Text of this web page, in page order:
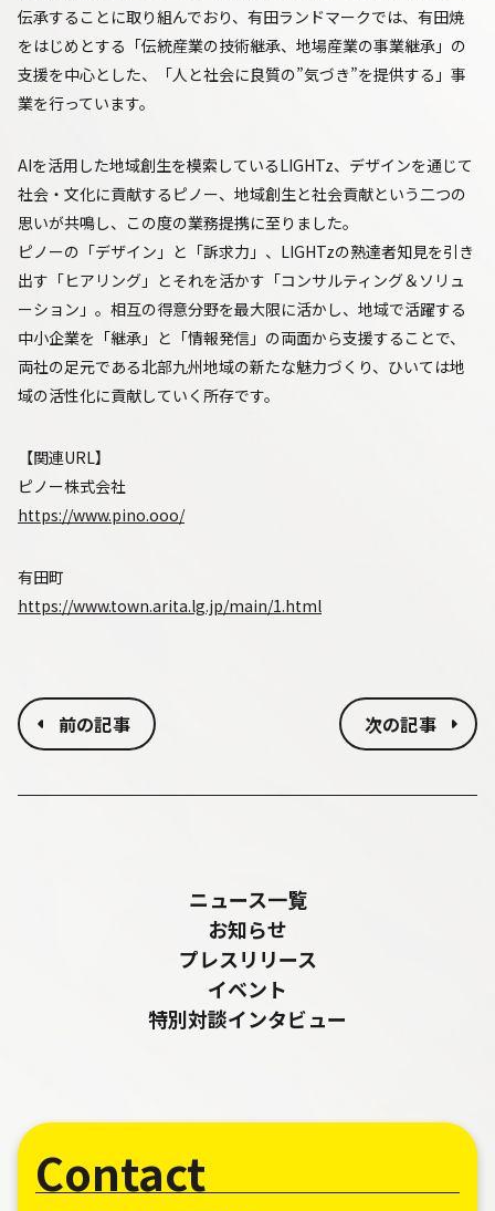
伝承することに取り組んでおり、有田ランドマークでは、有田焼
をはじめとする「伝統産業の技術継承、地場産業の事業継承」の
支援を中心とした、「人と社会に良質の”気づき”を提供する」事
業を行っています。
AIを活用した地域創生を模索しているLIGHTz、デザインを通じて
社会・文化に貢献するピノー、地域創生と社会貢献という二つの
思いが共鳴し、この度の業務提携に至りました。
ピノーの「デザイン」と「訴求力」、LIGHTzの熟達者知見を引き
出す「ヒアリング」とそれを活かす「コンサルティング＆ソリュ
ーション」。相互の得意分野を最大限に活かし、地域で活躍する
中小企業を「継承」と「情報発信」の両面から支援することで、
両社の足元である北部九州地域の新たな魅力づくり、ひいては地
域の活性化に貢献していく所存です。
【関連URL】
ピノー株式会社
https://www.pino.ooo/
有田町
https://www.town.arita.lg.jp/main/1.html
前の記事 次の記事
ニュース一覧
お知らせ
プレスリリース
イベント
特別対談インタビュー
Contact